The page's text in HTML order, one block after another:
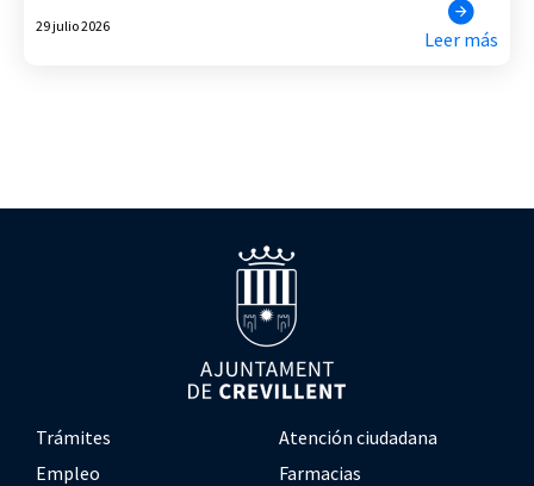
29 julio 2026
Leer más
Trámites
Atención ciudadana
Empleo
Farmacias